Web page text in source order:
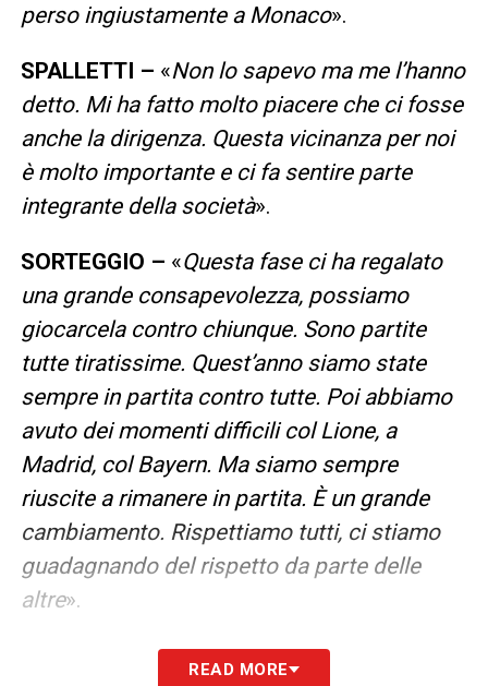
perso ingiustamente a Monaco».
SPALLETTI – «Non lo sapevo ma me l’hanno
detto. Mi ha fatto molto piacere che ci fosse
anche la dirigenza. Questa vicinanza per noi
è molto importante e ci fa sentire parte
integrante della società».
SORTEGGIO – «Questa fase ci ha regalato
una grande consapevolezza, possiamo
giocarcela contro chiunque. Sono partite
tutte tiratissime. Quest’anno siamo state
sempre in partita contro tutte. Poi abbiamo
avuto dei momenti difficili col Lione, a
Madrid, col Bayern. Ma siamo sempre
riuscite a rimanere in partita. È un grande
cambiamento. Rispettiamo tutti, ci stiamo
guadagnando del rispetto da parte delle
altre».
PRESTAZIONE –«Sono soddisfatto,
READ MORE